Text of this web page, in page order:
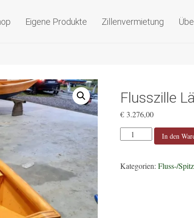
nach Maß
Eigene Produkte Zillenvermietung
Flusszille
€ 3.276,00
Flusszille
m
In den
Kategorien:Fluss-/